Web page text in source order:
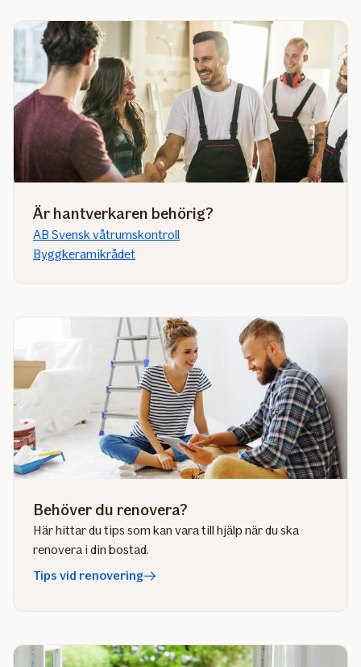
Är hantverkaren behörig?
AB Svensk våtrumskontroll
Byggkeramikrådet
Behöver du renovera?
Här hittar du tips som kan vara till hjälp när du ska
renovera i din bostad.
Tips vid renovering